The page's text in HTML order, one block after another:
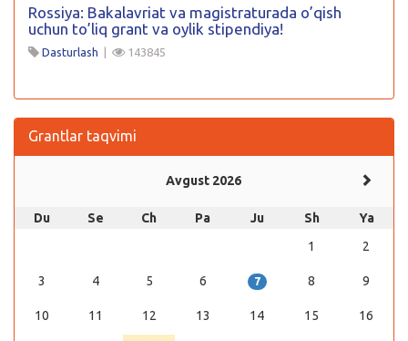
Rossiya: Bakalavriat va magistraturada o’qish
uchun to’liq grant va oylik stipendiya!
Dasturlash | 143845
Grantlar taqvimi
Avgust 2026
Du Se Ch Pa Ju Sh
Ya
1
2
3 4 5 6 7 8 9
10 11 12 13 14 15 16